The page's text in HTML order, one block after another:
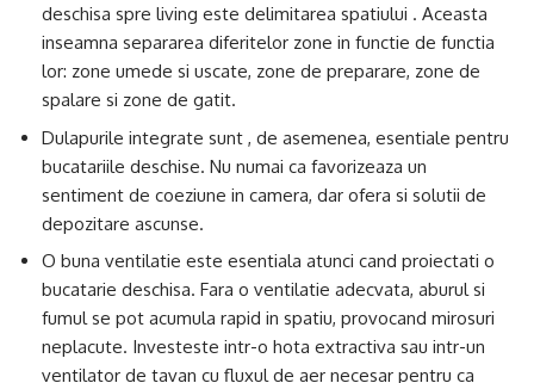
deschisa spre living este delimitarea spatiului . Aceasta
inseamna separarea diferitelor zone in functie de functia
lor: zone umede si uscate, zone de preparare, zone de
spalare si zone de gatit.
Dulapurile integrate sunt , de asemenea, esentiale pentru
bucatariile deschise. Nu numai ca favorizeaza un
sentiment de coeziune in camera, dar ofera si solutii de
depozitare ascunse.
O buna ventilatie este esentiala atunci cand proiectati o
bucatarie deschisa. Fara o ventilatie adecvata, aburul si
fumul se pot acumula rapid in spatiu, provocand mirosuri
neplacute. Investeste intr-o hota extractiva sau intr-un
ventilator de tavan cu fluxul de aer necesar pentru ca